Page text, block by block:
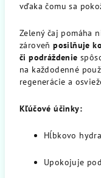
vďaka čomu sa
Zelený čaj pomáha
zároveňposilňuje
či podráždenie
na každodenné
regenerácie a
Kľúčové účinky:
Hĺbkovo
Upokojuje